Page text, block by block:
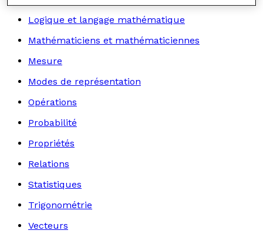
Logique et langage mathématique
Mathématiciens et mathématiciennes
Mesure
Modes de représentation
Opérations
Probabilité
Propriétés
Relations
Statistiques
Trigonométrie
Vecteurs